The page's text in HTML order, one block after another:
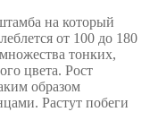
на который
от 100 до 180
тонких,
цвета. Рост
образом
Растут побеги